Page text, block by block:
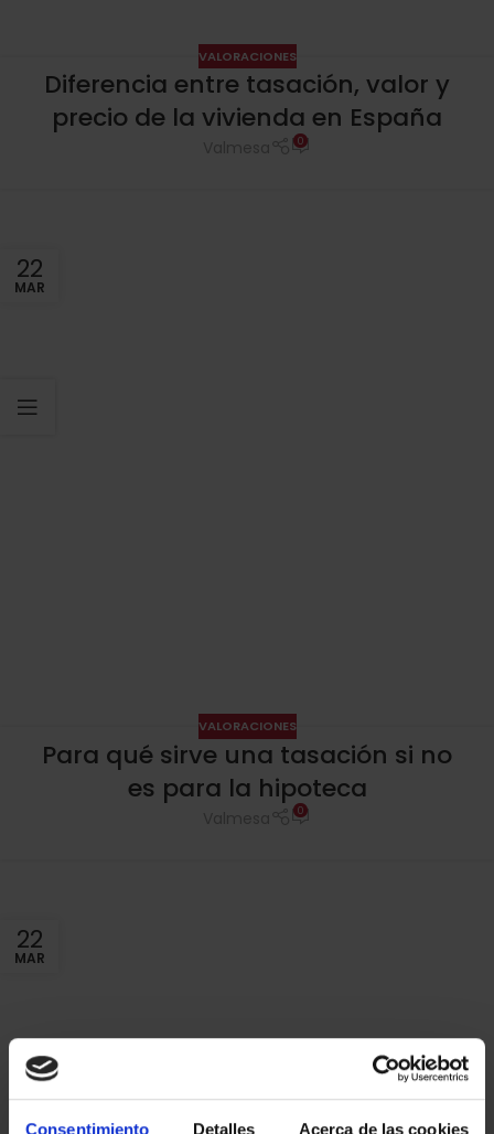
Consentimiento Detalles Acerca de las cookies
VALORACIONES
Diferencia entre tasación, valor y
precio de la vivienda en España
0
22
MAR
VALORACIONES
Para qué sirve una tasación si no
es para la hipoteca
0
22
MAR